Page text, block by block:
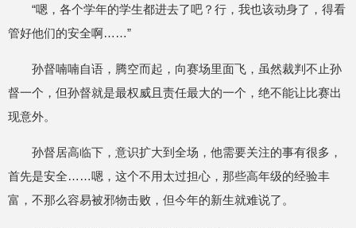
“嗯，各个学年的学生都进去了吧？行，我也该动身了，得看
管好他们的安全啊……”
孙督喃喃自语，腾空而起，向赛场里面飞，虽然裁判不止孙
督一个，但孙督就是最权威且责任最大的一个，绝不能让比赛出
现意外。
孙督居高临下，意识扩大到全场，他需要关注的事有很多，
首先是安全……嗯，这个不用太过担心，那些高年级的经验丰
富，不那么容易被邪物击败，但今年的新生就难说了。